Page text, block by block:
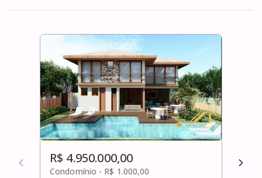
R$ 4.950.000,00
Condomínio - R$ 1.000,00
R$